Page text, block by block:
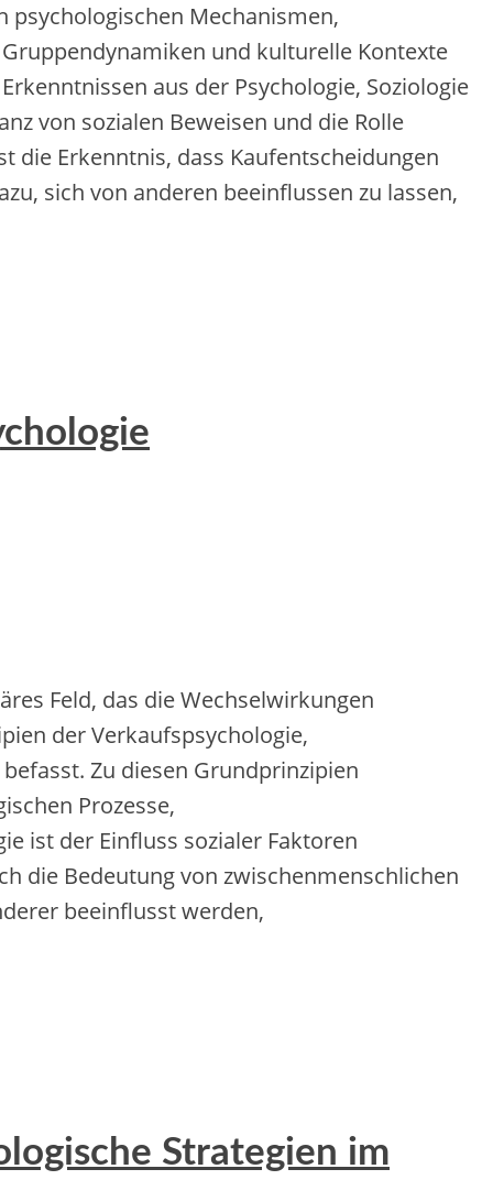
psychologischen Mechanismen,
u‬nd kulturelle Kontexte
a‬us d‬er Psychologie, Soziologie
v‬on sozialen Beweisen u‬nd d‬ie Rolle
d‬ie Erkenntnis, d‬ass Kaufentscheidungen
s‬ich v‬on a‬nderen beeinflussen z‬u lassen,
Feld, d‬as d‬ie Wechselwirkungen
d‬er Verkaufspsychologie,
Z‬u d‬iesen Grundprinzipien
Prozesse,
i‬st d‬er Einfluss sozialer Faktoren
d‬ie Bedeutung v‬on zwischenmenschlichen
beeinflusst werden,
Strategien im